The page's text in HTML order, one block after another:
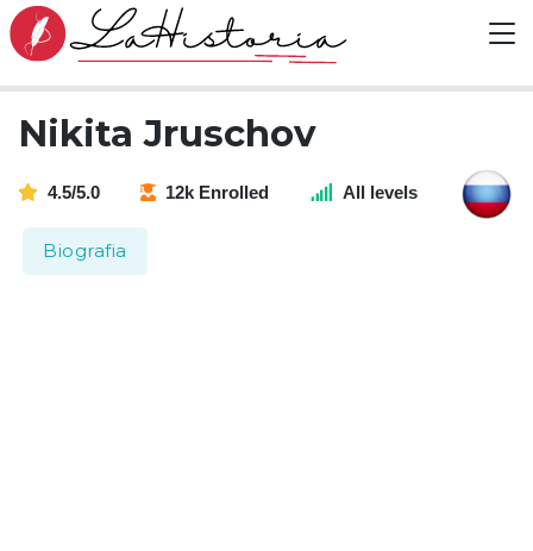
Nikita Jruschov
4.5/5.0 12k Enrolled All levels
Biografia